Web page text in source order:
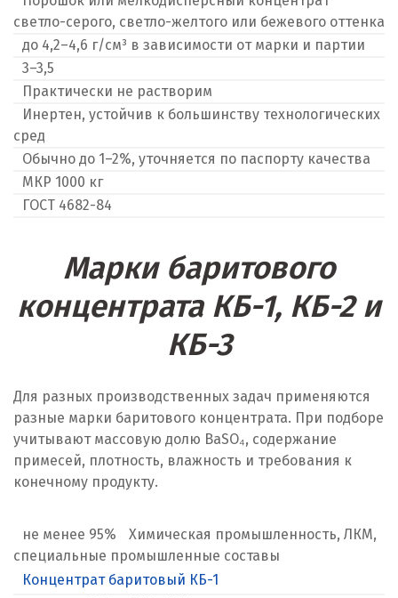
Камышево
Камышлов
Караганда
Качканар
Кировград
Клин
Коелга
Коломна
Королёв
Краснодар
светло-серого, светло-желтого или бежевого оттенка
до 4,2–4,6 г/см³ в зависимости от марки и партии
3–3,5
Практически не растворим
Инертен, устойчив к большинству технологических
сред
Обычно до 1–2%, уточняется по паспорту качества
МКР 1000 кг
ГОСТ 4682-84
Марки баритового
концентрата КБ-1, КБ-2 и
КБ-3
Для разных производственных задач применяются
разные марки баритового концентрата. При подборе
учитывают массовую долю BaSO₄, содержание
примесей, плотность, влажность и требования к
конечному продукту.
не менее 95%
Химическая промышленность, ЛКМ,
специальные промышленные составы
Концентрат баритовый КБ-1